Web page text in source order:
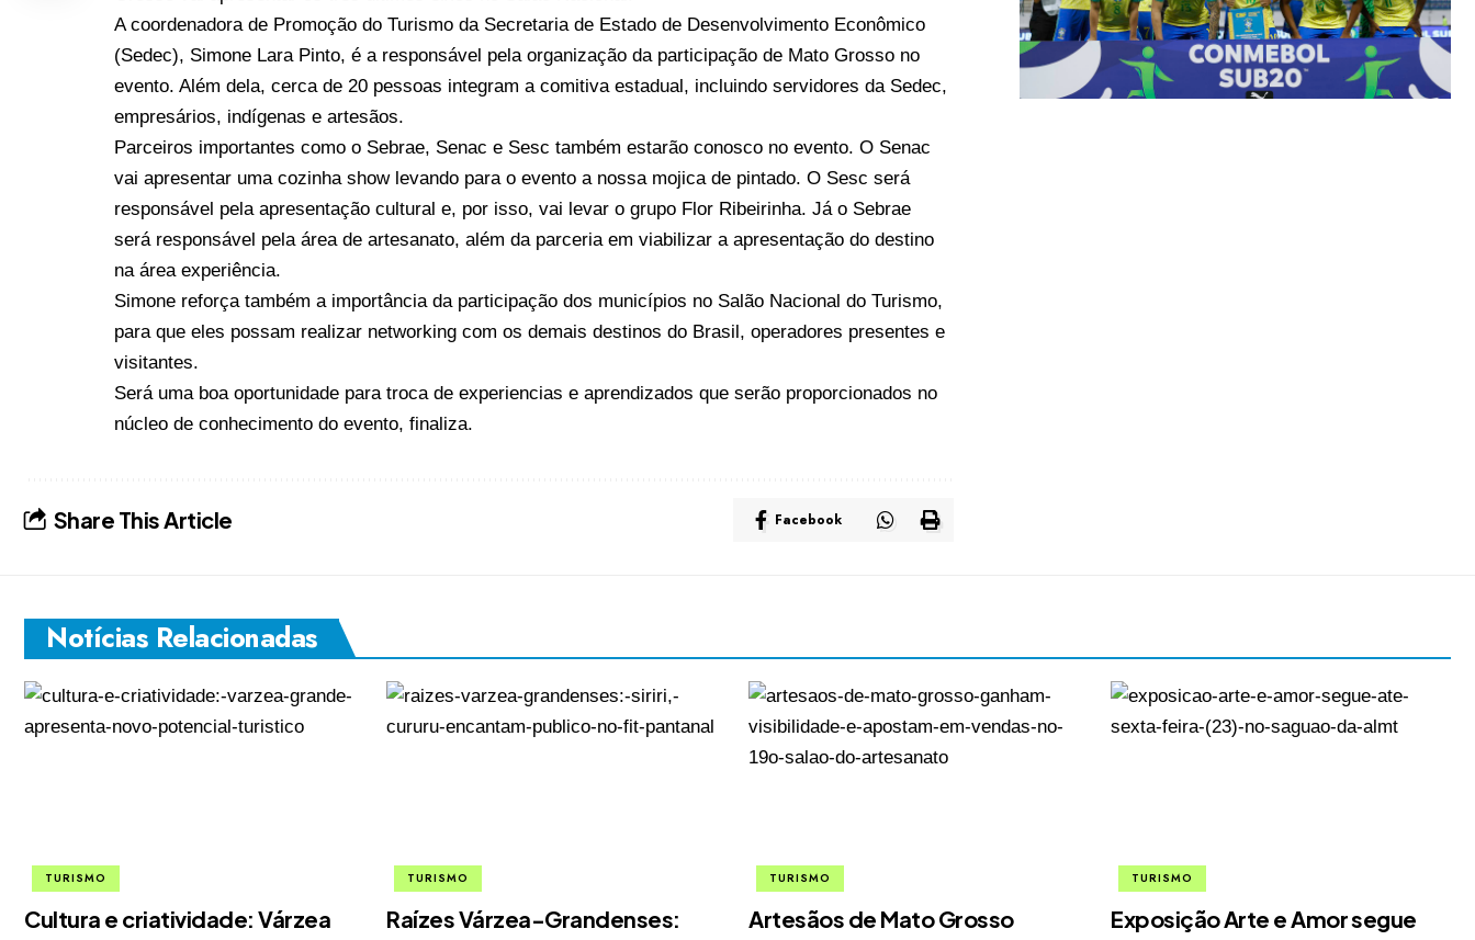
A coordenadora de Promoção do Turismo da Secretaria de Estado de Desenvolvimento Econômico
(Sedec), Simone Lara Pinto, é a responsável pela organização da participação de Mato Grosso no
evento. Além dela, cerca de 20 pessoas integram a comitiva estadual, incluindo servidores da Sedec,
empresários, indígenas e artesãos.
Parceiros importantes como o Sebrae, Senac e Sesc também estarão conosco no evento. O Senac
vai apresentar uma cozinha show levando para o evento a nossa mojica de pintado. O Sesc será
responsável pela apresentação cultural e, por isso, vai levar o grupo Flor Ribeirinha. Já o Sebrae
será responsável pela área de artesanato, além da parceria em viabilizar a apresentação do destino
na área experiência.
Simone reforça também a importância da participação dos municípios no Salão Nacional do Turismo,
para que eles possam realizar networking com os demais destinos do Brasil, operadores presentes e
visitantes.
Será uma boa oportunidade para troca de experiencias e aprendizados que serão proporcionados no
núcleo de conhecimento do evento, finaliza.
Share This Article Facebook
Notícias Relacionadas
TURISMO
Cultura e criatividade: Várzea
TURISMO
Raízes Várzea-Grandenses:
TURISMO
Artesãos de Mato Grosso
TURISMO
Exposição Arte e Amor segue